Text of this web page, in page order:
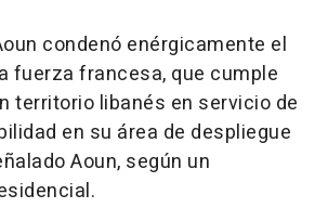
condenó enérgicamente el
fuerza francesa, que cumple
territorio libanés en servicio de
en su área de despliegue
Aoun, según un